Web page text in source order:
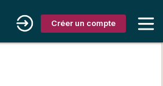
Créer un compte